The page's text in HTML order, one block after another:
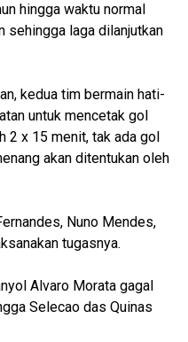
hingga waktu normal
sehingga laga dilanjutkan
kedua tim bermain hati-
untuk mencetak gol
2 x 15 menit, tak ada gol
akan ditentukan oleh
Nuno Mendes,
tugasnya.
Alvaro Morata gagal
Selecao das Quinas